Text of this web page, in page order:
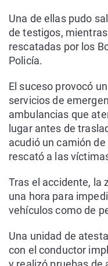
Una de ellas pudo
de testigos,
rescatadas por los
Policía.
El suceso provocó
servicios de
ambulancias que
lugar antes de
acudió un camión
rescató a las
Tras el accidente, la
una hora para
vehículos como de
Una unidad de
con el conductor